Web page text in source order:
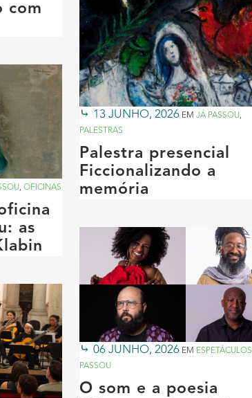
com
13 JUNHO, 2026EM JÁ PASSOU,
PALESTRAS
Palestra presencial
Ficcionalizando a
memória
, OFICINAS
as
06 JUNHO, 2026EM ESPETÁCULOS
PASSOU
O som e a poesia